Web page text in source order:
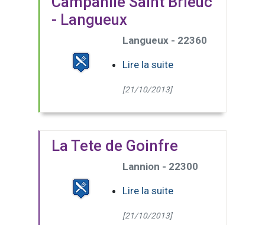
- Langueux
Langueux - 22360
Lire la suite
[21/10/2013]
La Tete de Goinfre
Lannion - 22300
Lire la suite
[21/10/2013]